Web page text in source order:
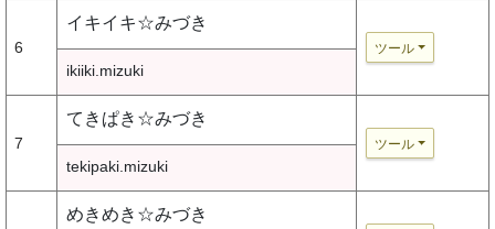
6
イキイキ☆みづき
ツール
ikiiki.mizuki
7
てきぱき☆みづき
ツール
tekipaki.mizuki
めきめき☆みづき